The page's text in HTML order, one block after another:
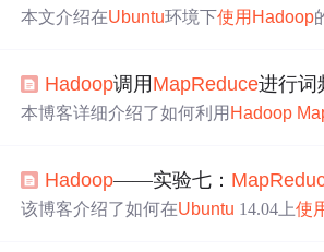
本文介绍在Ubuntu环境下使用 Hadoop
序的编写、部署与运行流程，结合实际
理的基本步骤。
Hadoop调用 MapReduce进行词
本博客详细介绍了如何利用 Hadoop
传到HDFS，接着在Eclipse中编写Java
成JAR文件，最后在Hadoop 环境中运
Hadoop——实验七：
该博客介绍了如何在Ubuntu 14.04上使